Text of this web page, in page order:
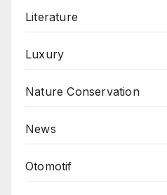
Literature
Luxury
Nature Conservation
News
Otomotif